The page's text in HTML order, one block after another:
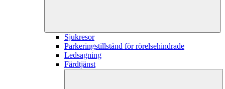
Sjukresor
Parkeringstillstånd för rörelsehindrade
Ledsagning
Färdtjänst